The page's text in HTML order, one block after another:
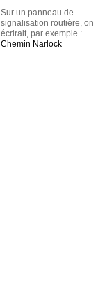
Sur un panneau de
signalisation routière, on
écrirait, par exemple :
Chemin Narlock